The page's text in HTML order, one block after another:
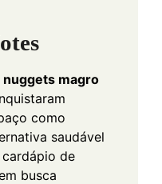
nuggets magro
como
saudável
cardápio de
busca